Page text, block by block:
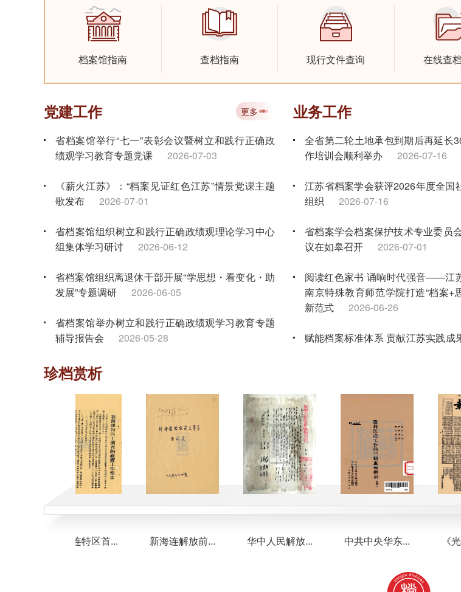
档案馆指南 查档指南 现行文件查询 在线查
党建工作 更多
省档案馆举行“七一”表彰会议暨树立和践行正确政
绩观学习教育专题党课
2026-07-03
《薪火江苏》：“档案见证红色江苏”情景党课主题
歌发布
2026-07-01
省档案馆组织树立和践行正确政绩观理论学习中心
组集体学习研讨
2026-06-12
省档案馆组织离退休干部开展“学思想・看变化・助
发展”专题调研
2026-06-05
省档案馆举办树立和践行正确政绩观学习教育专题
辅导报告会
2026-05-28
省档案馆组织离退休干部党员开展“奋进‘十五五’，
银发谱新篇”主题党日活动
省档案馆组织树立和践行正确政绩观学习教育专题
读书班暨理论学习中心组专题学习会
2026-04-02
业务工作
全省第二轮土地承包到期后再延长
作培训会顺利举办
2026-07-16
江苏省档案学会获评2026年度全国
组织
2026-07-16
省档案学会档案保护技术专业委员
议在如皋召开
2026-07-01
阅读红色家书 诵响时代强音——江
南京特殊教育师范学院打造“档案+
新范式
2026-06-26
赋能档案标准体系 贡献江苏实践
江苏省档案馆2026年度国家档案局
第一
省数字档案中心召开“人工智能赋
用”专题研讨会
2026-06-15
珍档赏析
新海连特区首... 新海连解放前... 华中人民解放... 中共中央华东... 《光